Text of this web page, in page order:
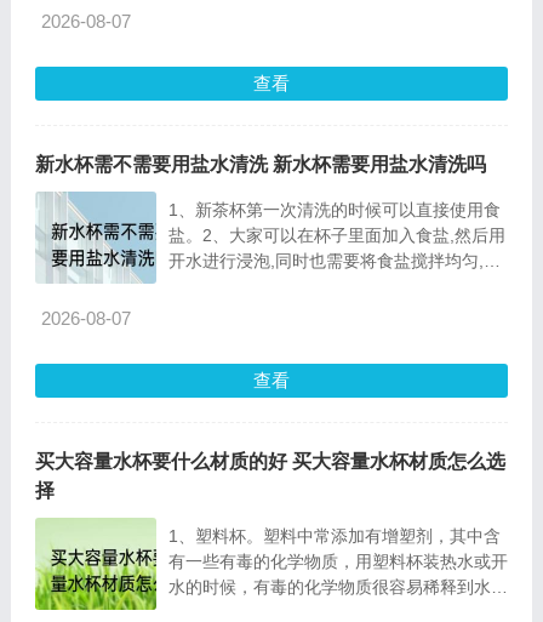
2026-08-07
查看
新水杯需不需要用盐水清洗 新水杯需要用盐水清洗吗
1、新茶杯第一次清洗的时候可以直接使用食
盐。2、大家可以在杯子里面加入食盐,然后用
开水进行浸泡,同时也需要将食盐搅拌均匀,差
2026-08-07
查看
买大容量水杯要什么材质的好 买大容量水杯材质怎么选
择
1、塑料杯。塑料中常添加有增塑剂，其中含
有一些有毒的化学物质，用塑料杯装热水或开
水的时候，有毒的化学物质很容易稀释到水